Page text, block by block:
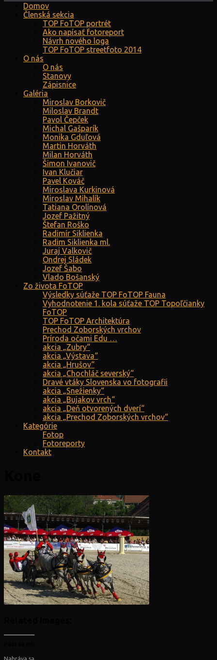
Domov
Členská sekcia
TOP FoTOP portrét
Ako napísať fotoreport
Návrh nového loga
TOP FoTOP streetfoto 2014
O nás
O nás
Stanovy
Zápisnice
Galéria
Miroslav Borkovič
Miloslav Brandt
Pavol Čepček
Michal Gašparík
Monika Gduľová
Martin Horváth
Milan Horváth
Šimon Ivanovič
Ivan Klučiar
Pavel Kováč
Miroslava Kurkinová
Miroslav Mihalík
Tatiana Orolínová
Jozef Pažitný
Štefan Roško
Radimír Siklienka
Radim Siklienka ml.
Juraj Valkovič
Ondrej Sládek
Jozef Šabo
Vlado Bošanský
Zo života FoTOP
Výsledky súťaže TOP FoTOP Fauna
Vyhodnotenie 1. kola súťaže TOP Topoľčianky
FoTOP
TOP FoTOP Architektúra
Prechod Zoborských vrchov
Príroda očami Edu …
akcia „Zubry“
akcia „Výstava“
akcia „Hrušov“
akcia „Chochláč severský“
Dravé vtáky Slovenska vo fotografii
akcia „Snežienky“
akcia „Bujakov vrch“
akcia „Deň otvorených dverí“
akcia „Prechod Zoborských vrchov“
Kategórie
Fotop
Fotoreporty
Kontakt